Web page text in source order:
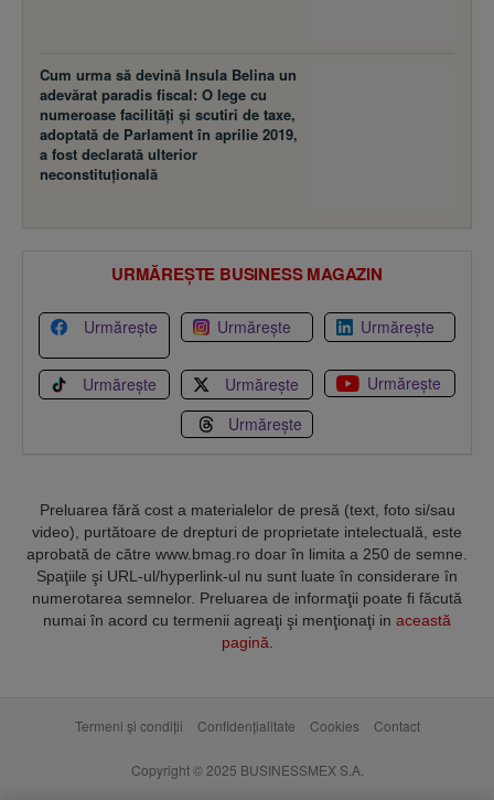
Cum urma să devină Insula Belina un
adevărat paradis fiscal: O lege cu
numeroase facilităţi şi scutiri de taxe,
adoptată de Parlament în aprilie 2019,
a fost declarată ulterior
neconstituţională
URMĂREȘTE BUSINESS MAGAZIN
Urmărește Urmărește Urmărește
Urmărește Urmărește
Urmărește
Urmărește
Preluarea fără cost a materialelor de presă (text, foto si/sau
video), purtătoare de drepturi de proprietate intelectuală, este
aprobată de către www.bmag.ro doar în limita a 250 de semne.
Spaţiile şi URL-ul/hyperlink-ul nu sunt luate în considerare în
numerotarea semnelor. Preluarea de informaţii poate fi făcută
numai în acord cu termenii agreaţi şi menţionaţi in această
pagină
Termeni și condiții Confidențialitate Cookies Contact
Copyright © 2025 BUSINESSMEX S.A.